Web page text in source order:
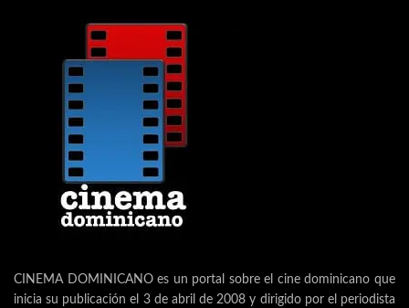
CINEMA DOMINICANO es un portal sobre el cine dominicano que
inicia su publicación el 3 de abril de 2008 y dirigido por el periodista